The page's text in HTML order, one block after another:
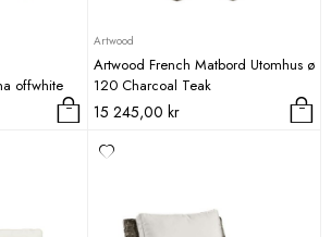
offwhite
Artwood
Artwood French Matbord Utomhus ø
120 Charcoal Teak
15 245,00 kr